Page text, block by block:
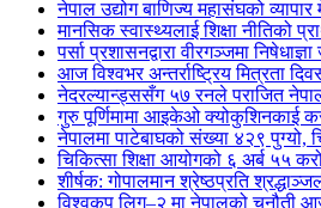
नेपाल उद्योग बाणिज्य महासंघको
मानसिक स्वास्थ्यलाई शिक्षा नीतिको
पर्सा प्रशासनद्वारा वीरगञ्जमा निषेधाज्ञा
आज विश्वभर अन्तर्राष्ट्रिय मित्रता
नेदरल्यान्ड्ससँग ५७ रनले पराजित
गुरु पूर्णिमामा आइकेओ क्योकुशिनकाई
नेपालमा पाटेबाघको संख्या ४२९ पुग्यो,
चिकित्सा शिक्षा आयोगको ६ अर्ब ५५
शीर्षक: गोपालमान श्रेष्ठप्रति
विश्वकप लिग–२ मा नेपालको चुनौती